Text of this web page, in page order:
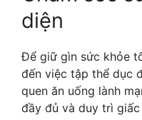
diện
Để giữ gìn sức khỏe
đến việc tập thể dục
quen ăn uống lành
đầy đủ và duy trì